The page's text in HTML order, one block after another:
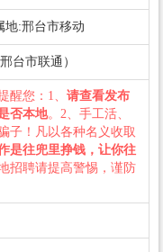
地:邢台市移动
台市联通）
醒您：1、 请查看发布
否本地。2、手工活、
子！凡以各种名义收取
是往兜里挣钱，让你往
招聘请提高警惕，谨防